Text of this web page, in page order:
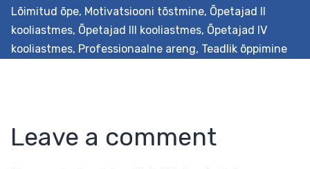
Lõimitud õpe, Motivatsiooni tõstmine, Õpetajad II
kooliastmes, Õpetajad III kooliastmes, Õpetajad IV
kooliastmes, Professionaalne areng, Teadlik õppimine
Leave a comment